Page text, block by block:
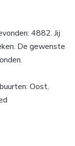
4882. Jij
De gewenste
Oost,